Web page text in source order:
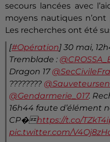
secours lancées avec
moyens nautiques
Les recherches ont été
[#Opération] 30 mai,
Tremblade :
Dragon 17
????????
@Gendarmerie_017.
16h44 faute d’élément
CP�https://t.co/
pic.twitter.com/